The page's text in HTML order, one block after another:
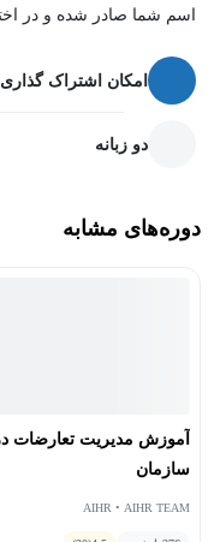
اسم شما صادر شده و در
امکان اشتراک گذاری
دو زبانه
دوره‌های مشابه
آموزش مدیریت تعارضات
سازمان
AIHR • AIHR TEAM